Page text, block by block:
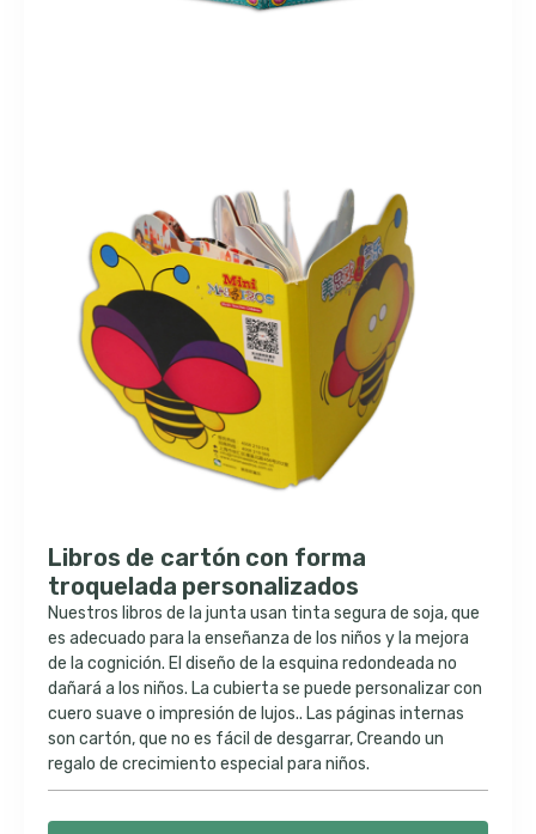
Libros de cartón con forma
troquelada personalizados
Nuestros libros de la junta usan tinta segura de soja, que
es adecuado para la enseñanza de los niños y la mejora
de la cognición. El diseño de la esquina redondeada no
dañará a los niños. La cubierta se puede personalizar con
cuero suave o impresión de lujos.. Las páginas internas
son cartón, que no es fácil de desgarrar, Creando un
regalo de crecimiento especial para niños.